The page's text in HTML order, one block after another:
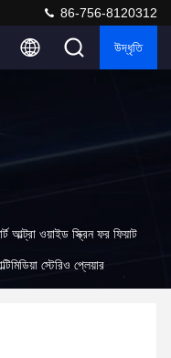
86-756-8120312
উদ্ধৃতি
আল্ট্রা ওয়াইড স্ক্রিন ফর ফিয়াট
স্টেরিও প্লেয়ার